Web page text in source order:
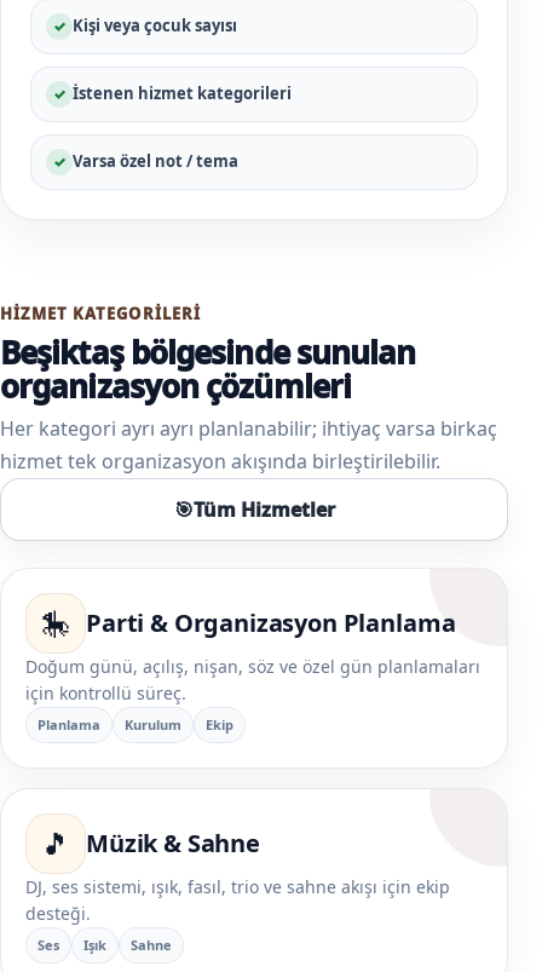
Kişi veya çocuk sayısı
İstenen hizmet kategorileri
Varsa özel not / tema
HIZMET KATEGORILERI
Beşiktaş bölgesinde sunulan
organizasyon çözümleri
Her kategori ayrı ayrı planlanabilir; ihtiyaç varsa birkaç
hizmet tek organizasyon akışında birleştirilebilir.
🎯Tüm Hizmetler
🎠 Parti & Organizasyon Planlama
Doğum günü, açılış, nişan, söz ve özel gün planlamaları
için kontrollü süreç.
Planlama Kurulum Ekip
🎵 Müzik & Sahne
DJ, ses sistemi, ışık, fasıl, trio ve sahne akışı için ekip
desteği.
Ses Işık Sahne